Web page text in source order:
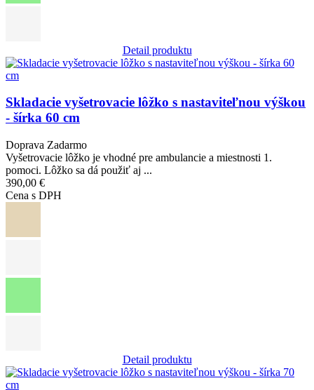
Detail produktu
Obrázok
Skladacie vyšetrovacie lôžko s nastaviteľnou výškou
- šírka 60 cm
Doprava Zadarmo
Vyšetrovacie lôžko je vhodné pre ambulancie a miestnosti 1.
pomoci. Lôžko sa dá použiť aj ...
390,00 €
Cena s DPH
Detail produktu
Obrázok